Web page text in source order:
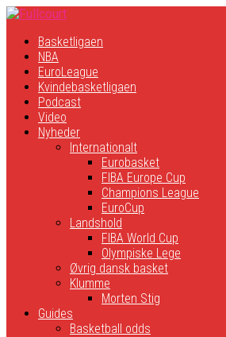
Basketligaen
NBA
EuroLeague
Kvindebasketligaen
Podcast
Video
Nyheder
Internationalt
Eurobasket
FIBA Europe Cup
Champions League
EuroCup
Landshold
FIBA World Cup
Olympiske Lege
Øvrig dansk basket
Klumme
Morten Stig
Guides
Basketball odds